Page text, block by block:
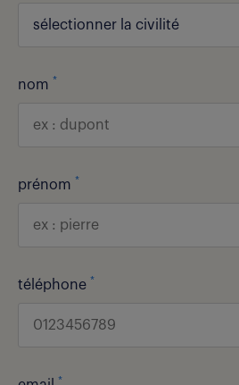
sélectionner la civilité
nom *
prénom *
téléphone *
*